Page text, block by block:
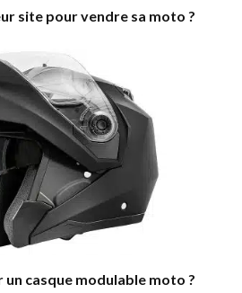
site pour vendre sa moto ?
casque modulable moto ?